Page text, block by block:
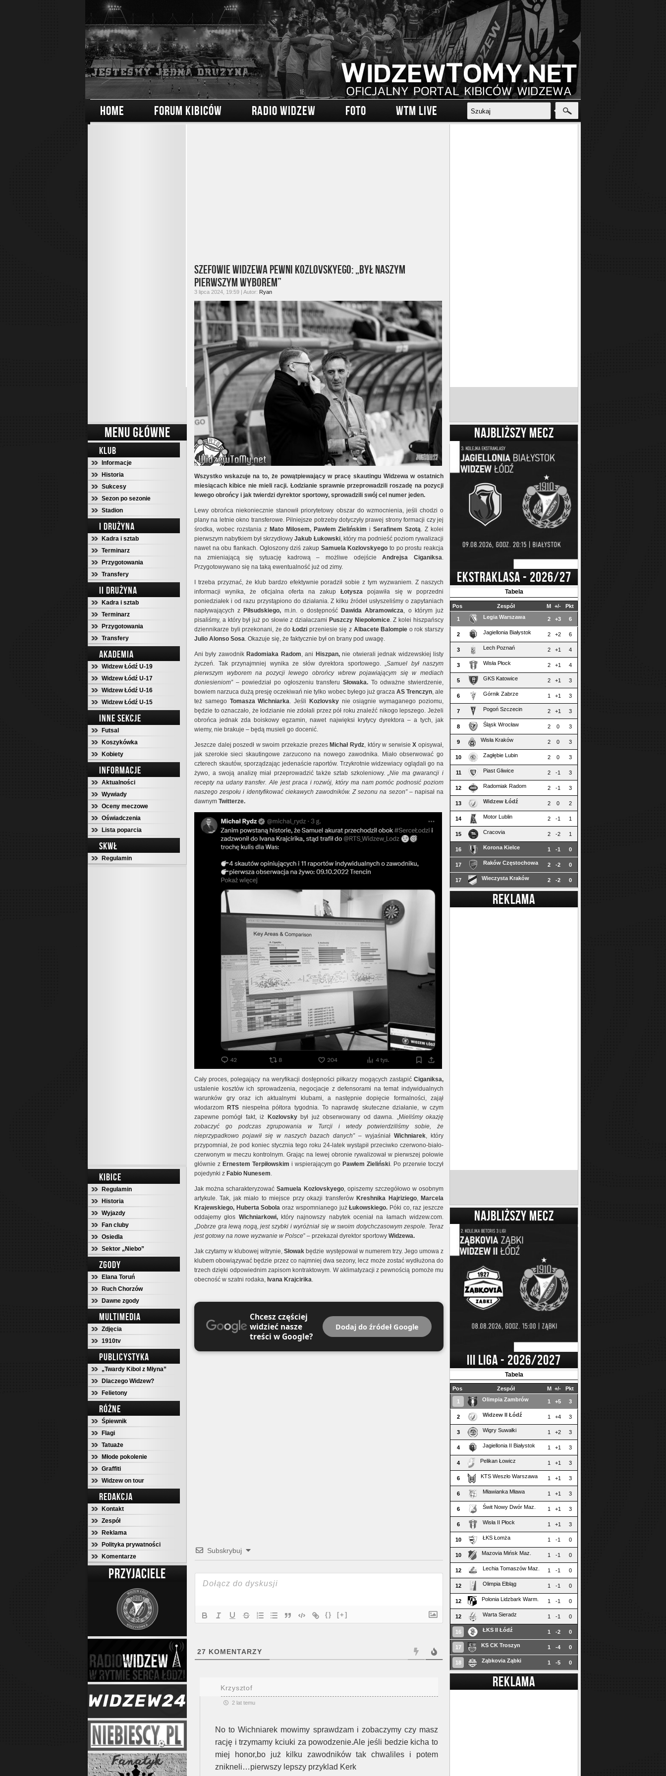
HOME FORUM KIBICÓW RADIO WIDZEW FOTO WTM LIVE
MENU GŁÓWNE
KLUB
Informacje
Historia
Sukcesy
Sezon po sezonie
Stadion
I DRUŻYNA
Kadra i sztab
Terminarz
Przygotowania
Transfery
II DRUŻYNA
Kadra i sztab
Terminarz
Przygotowania
Transfery
AKADEMIA
Widzew Łódź U-19
Widzew Łódź U-17
Widzew Łódź U-16
Widzew Łódź U-15
INNE SEKCJE
Futsal
Koszykówka
Kobiety
INFORMACJE
Aktualności
Wywiady
Oceny meczowe
Oświadczenia
Lista poparcia
SKWŁ
Regulamin
KIBICE
Regulamin
Historia
Wyjazdy
Fan cluby
Osiedla
Sektor „Niebo”
ZGODY
Elana Toruń
Ruch Chorzów
Dawne zgody
MULTIMEDIA
Zdjęcia
1910tv
PUBLICYSTYKA
„Twardy Kibol z Młyna”
Dlaczego Widzew?
Felietony
RÓŻNE
Śpiewnik
Flagi
Tatuaże
Młode pokolenie
Graffiti
Widzew on tour
REDAKCJA
Kontakt
Zespół
Reklama
Polityka prywatności
Komentarze
PRZYJACIELE
Szefowie Widzewa pewni Kozlovskyego: „Był naszym
pierwszym wyborem”
3 lipca 2024, 19:59 | Autor: Ryan
Wszystko wskazuje na to, że powątpiewający w pracę skautingu Widzewa w ostatnich
miesiącach kibice nie mieli racji. Łodzianie sprawnie przeprowadzili roszadę na pozycji
lewego obrońcy i jak twierdzi dyrektor sportowy, sprowadzili swój cel numer jeden.
Lewy obrońca niekoniecznie stanowił priorytetowy obszar do wzmocnienia, jeśli chodzi o
plany na letnie okno transferowe. Pilniejsze potrzeby dotyczyły prawej strony formacji czy jej
środka, wobec rozstania z Mato Milosem, Pawłem Zielińskim iSerafinem Szotą. Z kolei
pierwszym nabytkiem był skrzydłowyJakub Łukowski, który ma podnieść poziom rywalizacji
nawet na obu flankach. Ogłoszony dziś zakup Samuela Kozlovskyego to po prostu reakcja
na zmieniającą się sytuację kadrową – możliwe odejścieAndrejsa Ciganiksa.
Przygotowywano się na taką ewentualność już od zimy.
I trzeba przyznać, że klub bardzo efektywnie poradził sobie z tym wyzwaniem. Z naszych
informacji wynika, że oficjalna oferta na zakupŁotysza pojawiła się w poprzedni
poniedziałek i od razu przystąpiono do działania. Z kilku źródeł usłyszeliśmy o zapytaniach
napływających z Piłsudskiego, m.in. o dostępność Dawida Abramowicza, o którym już
pisaliśmy, a który był już po słowie z działaczami Puszczy Niepołomice. Z kolei hiszpańscy
dziennikarze byli przekonani, że doŁodzi przeniesie się z Albacete Balompie o rok starszy
Julio Alonso Sosa. Okazuje się, że faktycznie był on brany pod uwagę.
Ani były zawodnik Radomiaka Radom, ani Hiszpan,nie otwierali jednak widzewskiej listy
życzeń. Tak przynajmniej wynika ze słów dyrektora sportowego. „Samuel był naszym
pierwszym wyborem na pozycji lewego obrońcy wbrew pojawiającym się w mediach
doniesieniom”– powiedział po ogłoszeniu transferu Słowaka. To odważne stwierdzenie,
bowiem narzuca dużą presję oczekiwań nie tylko wobec byłego już gracza AS Trenczyn, ale
też samego Tomasza Wichniarka. Jeśli Kozlovskynie osiągnie wymaganego poziomu,
będzie to oznaczało, że łodzianie nie zdołali przez pół roku znaleźć nikogo lepszego. Jeżeli
obrońca jednak zda boiskowy egzamin, nawet najwięksi krytycy dyrektora – a tych, jak
wiemy, nie brakuje – będą musieli go docenić.
Jeszcze dalej poszedł w swoim przekazie prezes Michał Rydz, który w serwisieX opisywał,
jak szerokie sieci skautingowe zarzucono na nowego zawodnika. Miało obserwować go
czterech skautów, sporządzając jedenaście raportów. Trzykrotnie widzewiacy oglądali go na
żywo, a swoją analizę miał przeprowadzić także sztab szkoleniowy.„Nie ma gwarancji i
recepty na udany transfer. Ale jest praca i rozwój, który ma nam pomóc podnosić poziom
naszego zespołu i identyfikować ciekawych zawodników. Z sezonu na sezon”– napisał na
dawnym Twitterze.
Cały proces, polegający na weryfikacji dostępności piłkarzy mogących zastąpić Ciganiksa,
ustalenie kosztów ich sprowadzenia, negocjacje z defensorami na temat indywidualnych
warunków gry oraz ich aktualnymi klubami, a następnie dopięcie formalności, zajął
włodarzom RTS niespełna półtora tygodnia. To naprawdę skuteczne działanie, w czym
zapewne pomógł fakt, iż
Kozlovskybył już obserwowany od dawna. „Mieliśmy okazję
zobaczyć go podczas zgrupowania w Turcji i wtedy potwierdziliśmy sobie, że
nieprzypadkowo pojawił się w naszych bazach danych”– wyjaśniałWichniarek, który
przypomniał, że pod koniec stycznia tego roku 24-latek wystąpił przeciwko czerwono-biało-
czerwonym w meczu kontrolnym. Grając na lewej obronie rywalizował w pierwszej połowie
głównie z Ernestem Terpiłowskim i wspierającym go Pawłem Zieliński. Po przerwie toczył
pojedynki z Fabio Nunesem.
Jak można scharakteryzowaćSamuela Kozlovskyego, opiszemy szczegółowo w osobnym
artykule. Tak, jak miało to miejsce przy okazji transferów Kreshnika Hajriziego, Marcela
Krajewskiego, Huberta Sobola oraz wspomnianego jużŁukowskiego. Póki co, raz jeszcze
oddajemy głos Wichniarkowi,który najnowszy nabytek oceniał na łamach widzew.com.
„Dobrze gra lewą nogą, jest szybki i wyróżniał się w swoim dotychczasowym zespole. Teraz
jest gotowy na nowe wyzwanie w Polsce” – przekazał dyrektor sportowy Widzewa.
Jak czytamy w klubowej witrynie,Słowak będzie występował w numerem trzy. Jego umowa z
klubem obowiązywać będzie przez co najmniej dwa sezony, lecz może zostać wydłużona do
trzech dzięki odpowiednim zapisom kontraktowym. W aklimatyzacji z pewnością pomoże mu
obecność w szatni rodaka, Ivana Krajcirika.
Chcesz częściej
widzieć nasze
treści w Google?
Dodaj do źródeł Google
Subskrybuj
{} [+]
27 KOMENTARZY
Krzysztof
2 lat temu
No to Wichniarek mowimy sprawdzam i zobaczymy czy masz
rację i trzymamy kciuki za powodzenie.Ale jeśli bedzie kicha to
miej honor,bo już kilku zawodników tak chwaliles i potem
znikneli…pierwszy lepszy przyklad Kerk
NAJBLIŻSZY MECZ
EKSTRAKLASA - 2026/27
Tabela
Pos Zespół M +/- Pkt
1 Legia Warszawa 2 +3 6
2 Jagiellonia Białystok 2 +2 6
3 Lech Poznań 2 +1 4
3 Wisła Płock 2 +1 4
5 GKS Katowice 2 +1 3
6 Górnik Zabrze 1 +1 3
7 Pogoń Szczecin 2 +1 3
8 Śląsk Wrocław 2 0 3
9 Wisła Kraków 2 0 3
10 Zagłębie Lubin 2 0 3
11 Piast Gliwice 2 -1 3
12 Radomiak Radom 2 -1 3
13 Widzew Łódź 2 0 2
14 Motor Lublin 2 -1 1
15 Cracovia 2 -2 1
16 Korona Kielce 1 -1 0
17 Raków Częstochowa 2 -2 0
17 Wieczysta Kraków 2 -2 0
REKLAMA
NAJBLIŻSZY MECZ
III LIGA - 2026/2027
Tabela
Pos Zespół M +/- Pkt
1 Olimpia Zambrów 1 +5 3
2 Widzew II Łódź 1 +4 3
3 Wigry Suwałki 1 +2 3
4 Jagiellonia II Białystok 1 +1 3
4 Pelikan Łowicz 1 +1 3
6 KTS Weszło Warszawa 1 +1 3
6 Mławianka Mława 1 +1 3
6 Świt Nowy Dwór Maz. 1 +1 3
6 Wisła II Płock 1 +1 3
10 ŁKS Łomża 1 -1 0
10 Mazovia Mińsk Maz. 1 -1 0
12 Lechia Tomaszów Maz. 1 -1 0
12 Olimpia Elbląg 1 -1 0
12 Polonia Lidzbark Warm. 1 -1 0
12 Warta Sieradz 1 -1 0
16 ŁKS II Łódź 1 -2 0
17 KS CK Troszyn 1 -4 0
18 Ząbkovia Ząbki 1 -5 0
REKLAMA